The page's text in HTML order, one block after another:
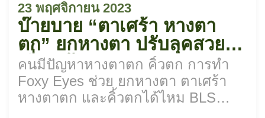
23 พฤศจิกายน 2023
บ๊ายบาย “ตาเศร้า หางตา
ตก” ยกหางตา ปรับลุคสวย
เฉี่ยว ด้วย Foxy Eyes
คนมีปัญหาหางตาตก คิ้วตก การทำ
Foxy Eyes ช่วย ยกหางตา ตาเศร้า
หางตาตก และคิ้วตกได้ไหม BLS
Surgery Center มีคำตอบค่ะ...